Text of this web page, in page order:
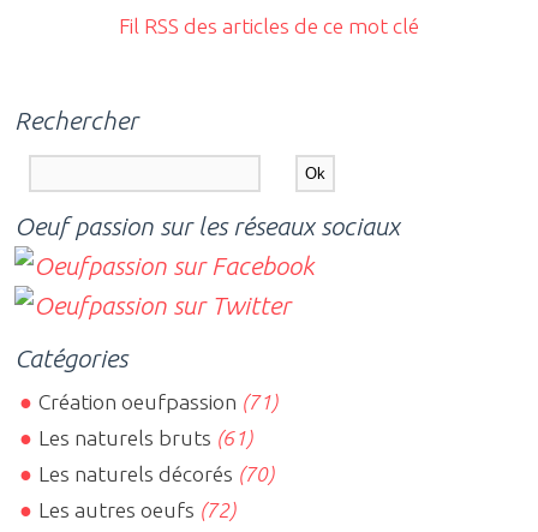
Fil RSS des articles de ce mot clé
Rechercher
Oeuf passion sur les réseaux sociaux
Catégories
Création oeufpassion (71)
Les naturels bruts (61)
Les naturels décorés (70)
Les autres oeufs (72)